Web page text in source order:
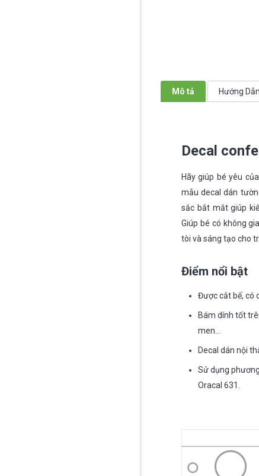
Mô tả Hướng Dẫn
Decal
Hãy giúp bé yêu
mẫu decal dán
sắc bắt mắt giúp
Giúp bé có không
tòi và sáng tạo cho
Điểm nổi bật
Được cắt bế, có
Bám dính tốt
men…
Decal dán nội
Sử dụng
Oracal 631.